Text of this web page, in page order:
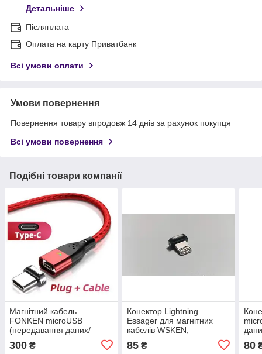
Детальніше
Післяплата
Оплата на карту Приватбанк
Всі умови оплати
Умови повернення
Повернення товару впродовж 14 днів за рахунок покупця
Всі умови повернення
Подібні товари компанії
Магнітний кабель
FONKEN microUSB
(передавання даних/
заряджання) USB/Type C,
нейлон, red
300 ₴
Конектор Lightning
Essager для магнітних
кабелів WSKEN,
85₴ 80